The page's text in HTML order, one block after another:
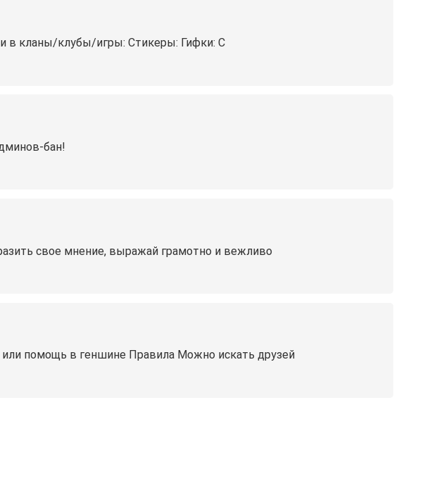
в кланы/клубы/игры: Стикеры: Гифки: С
бан!
свое мнение, выражай грамотно и вежливо
помощь в геншине Правила Можно искать друзей